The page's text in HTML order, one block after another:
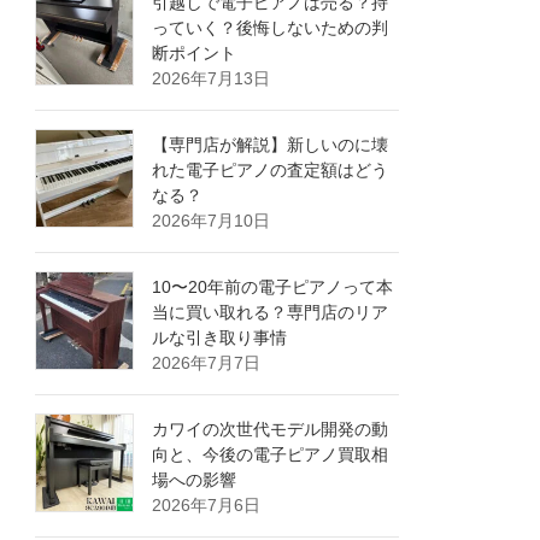
っていく？後悔しないための判
断ポイント
2026年7月13日
【専門店が解説】新しいのに壊
れた電子ピアノの査定額はどう
なる？
2026年7月10日
10〜20年前の電子ピアノって本
当に買い取れる？専門店のリア
ルな引き取り事情
2026年7月7日
カワイの次世代モデル開発の動
向と、今後の電子ピアノ買取相
場への影響
2026年7月6日